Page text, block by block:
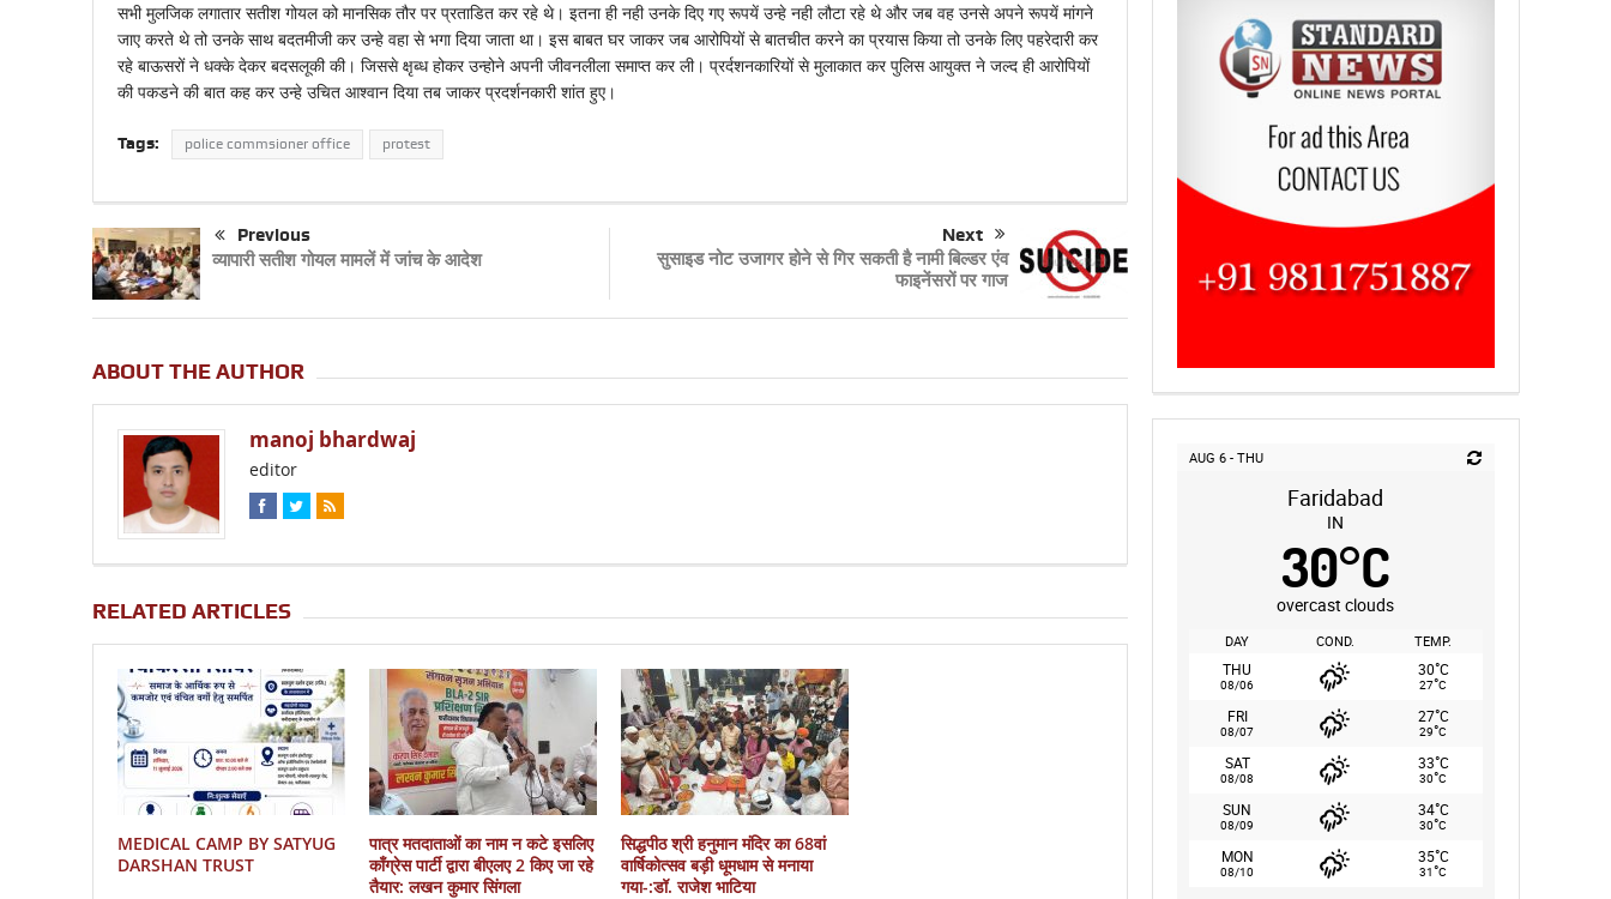
सभी मुलजिक लगातार सतीश गोयल को मानसिक तौर पर प्रताडित कर रहे थे। इतना ही नही उनके दिए गए रूपयें उन्हे नही लौटा रहे थे और जब वह उनसे अपने रूपयें मांगने
जाए करते थे तो उनके साथ बदतमीजी कर उन्हे वहा से भगा दिया जाता था। इस बाबत घर जाकर जब आरोपियों से बातचीत करने का प्रयास किया तो उनके लिए पहरेदारी कर
रहे बाऊसरों ने धक्के देकर बदसलूकी की। जिससे क्षृब्ध होकर उन्होने अपनी जीवनलीला समाप्त कर ली। प्रर्दशनकारियों से मुलाकात कर पुलिस आयुक्त ने जल्द ही आरोपियों
की पकडने की बात कह कर उन्हे उचित आश्वान दिया तब जाकर प्रदर्शनकारी शांत हुए।
Tags: police commsioner office protest
Previous
व्यापारी सतीश गोयल मामलें में जांच के आदेश
Next
सुसाइड नोट उजागर होने से गिर सकती है नामी बिल्डर एंव
फाइनेंसरों पर गाज
ABOUT THE AUTHOR
manoj bhardwaj
editor
RELATED ARTICLES
MEDICAL CAMP BY SATYUG
DARSHAN TRUST
पात्र मतदाताओं का नाम न कटे इसलिए
काँग्रेस पार्टी द्वारा बीएलए 2 किए जा रहे
तैयार: लखन कुमार सिंगला
सिद्धपीठ श्री हनुमान मंदिर का 68वां
वार्षिकोत्सव बड़ी धूमधाम से मनाया
गया-:डॉ. राजेश भाटिया
AUG 6 - THU
Faridabad
IN
30°C
overcast clouds
DAY COND. TEMP.
THU
08/06
30°C
27°C
FRI
08/07
27°C
29°C
SAT
08/08
33°C
30°C
SUN
08/09
34°C
30°C
MON
08/10
35°C
31°C